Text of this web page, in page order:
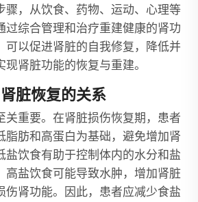
骤，从饮食、药物、运动、心理等
过综合管理和治疗重建健康的肾功
可以促进肾脏的自我修复，降低并
肾脏功能的恢复与重建。
脏恢复的关系
关重要。在肾脏损伤恢复期，患者
脂肪和高蛋白为基础，避免增加肾
盐饮食有助于控制体内的水分和盐
高盐饮食可能导致水肿，增加肾脏
伤肾功能。因此，患者应减少食盐